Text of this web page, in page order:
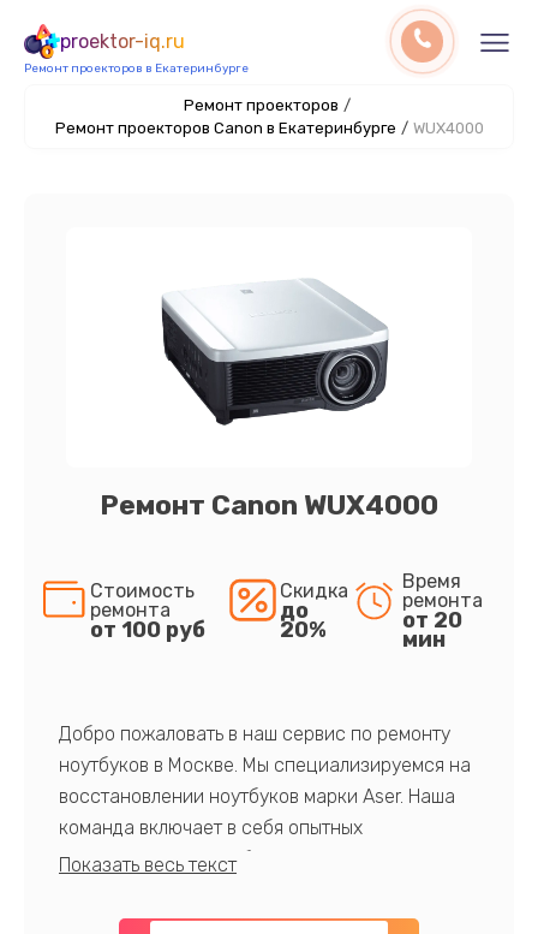
proektor-iq.ru
Ремонт проекторов в Екатеринбурге
Ремонт проекторов /
Ремонт проекторов Canon в Екатеринбурге / WUX4000
Ремонт Canon WUX4000
Стоимость
ремонта
от 100 руб
Скидка
до
20%
Время
ремонта
от 20
мин
Добро пожаловать в наш сервис по ремонту
ноутбуков в Москве. Мы специализируемся на
восстановлении ноутбуков марки Aser. Наша
команда включает в себя опытных
профессионалов с обширными знаниями и
предлагаем быстрый и качественный ремонт с